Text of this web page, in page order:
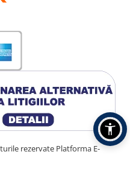
rezervate Platforma E-